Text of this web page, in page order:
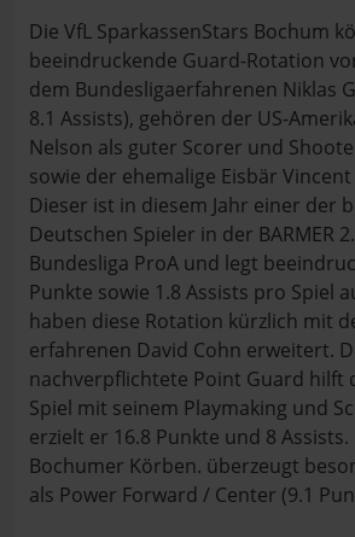
Die VfL SparkassenStars Bochum
beeindruckende Guard-Rotation
dem Bundesligaerfahrenen Niklas
8.1 Assists), gehören der US-
Nelson als guter Scorer und
sowie der ehemalige Eisbär
Dieser ist in diesem Jahr einer der
Deutschen Spieler in der BARMER
Bundesliga ProA und legt
Punkte sowie 1.8 Assists pro Spiel
haben diese Rotation kürzlich mit
erfahrenen David Cohn erweitert.
nachverpflichtete Point Guard hilft
Spiel mit seinem Playmaking und
erzielt er 16.8 Punkte und 8
Bochumer Körben. überzeugt
als Power Forward / Center (9.1